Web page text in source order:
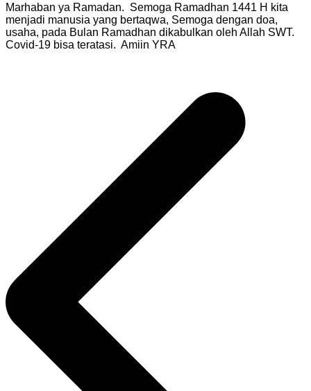
Marhaban ya Ramadan. Semoga Ramadhan 1441 H kita
menjadi manusia yang bertaqwa, Semoga dengan doa,
usaha, pada Bulan Ramadhan dikabulkan oleh Allah SWT.
Covid-19 bisa teratasi. Amiin YRA